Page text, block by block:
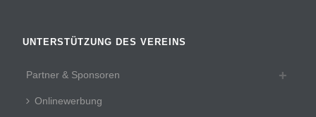
UNTERSTÜTZUNG DES VEREINS
Partner & Sponsoren
Onlinewerbung